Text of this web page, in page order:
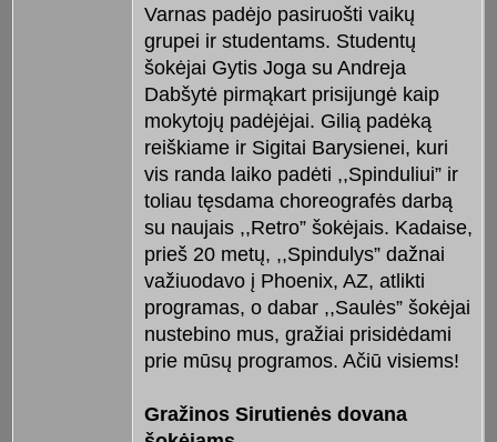
Varnas padėjo pasiruošti vaikų
grupei ir studentams. Studentų
šokėjai Gytis Joga su Andreja
Dabšytė pirmąkart prisijungė kaip
mokytojų padėjėjai. Gilią padėką
reiškiame ir Sigitai Barysienei, kuri
vis randa laiko padėti ,,Spinduliui” ir
toliau tęsdama choreografės darbą
su naujais ,,Retro” šokėjais. Kadaise,
prieš 20 metų, ,,Spindulys” dažnai
važiuodavo į Phoenix, AZ, atlikti
programas, o dabar ,,Saulės” šokėjai
nustebino mus, gražiai prisidėdami
prie mūsų programos. Ačiū visiems!
Gražinos Sirutienės dovana